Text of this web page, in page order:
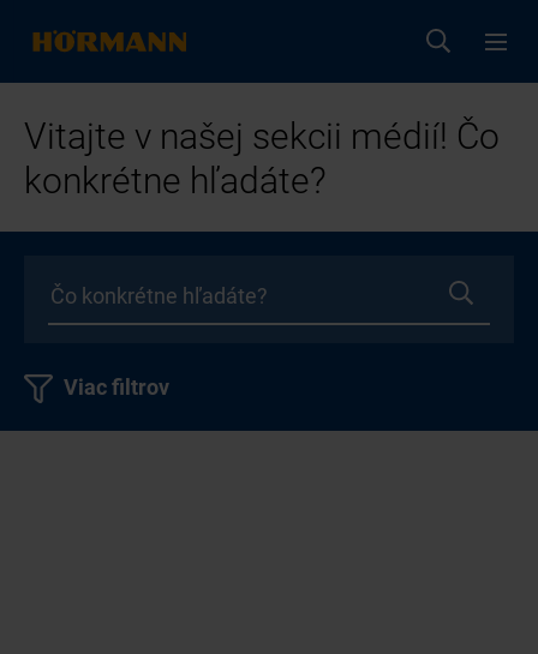
Vitajte v našej sekcii médií! Čo
konkrétne hľadáte?
Viac filtrov